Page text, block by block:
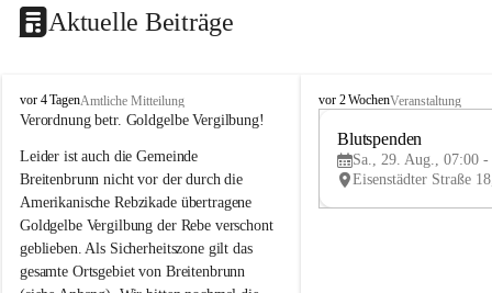
Aktuelle Beiträge
B
r
i
t
e
n
b
r
u
vor 4 TagenAmtliche Mitteilung
Verordnung betr. Goldgelbe Vergilbung!
Leider ist auch die Gemeinde
Breitenbrunn nicht vor der durch die
Amerikanische Rebzikade übertragene
Goldgelbe Vergilbung der Rebe verschont
geblieben. Als Sicherheitszone gilt das
gesamte Ortsgebiet von Breitenbrunn
B
e
vor 2 WochenVeranstaltung
Blutspenden
Sa., 29. Aug., 07:00 -